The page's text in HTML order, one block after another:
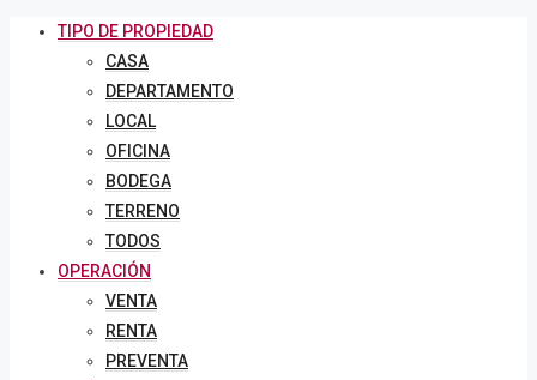
TIPO DE PROPIEDAD
CASA
DEPARTAMENTO
LOCAL
OFICINA
BODEGA
TERRENO
TODOS
OPERACIÓN
VENTA
RENTA
PREVENTA